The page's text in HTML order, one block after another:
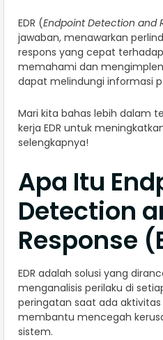
EDR (Endpoint Detection and
jawaban, menawarkan
respons yang cepat
memahami dan
dapat melindungi informasi
Mari kita bahas lebih dalam
kerja EDR untuk
selengkapnya!
Apa Itu
Detection
Response
EDR adalah solusi yang
menganalisis perilaku di
peringatan saat ada aktivitas
membantu mencegah
sistem.